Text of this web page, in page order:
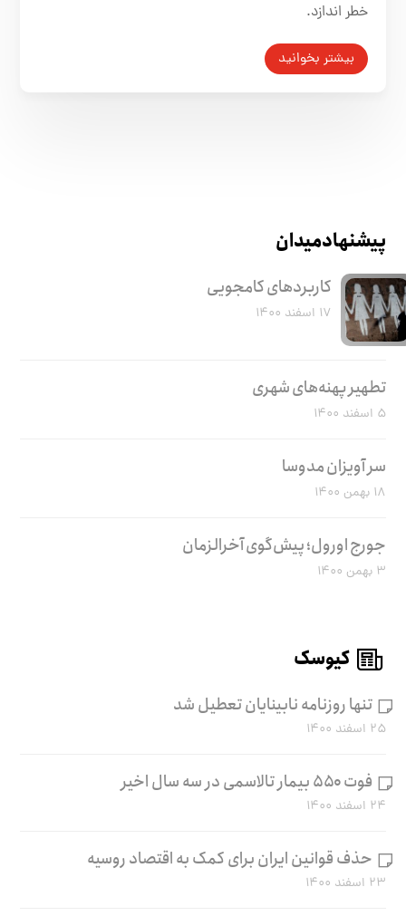
خطر اندازد.
بیشتر بخوانید
پیشنهاد میدان
کاربرد‌های کامجویی
۱۷ اسفند ۱۴۰۰
تطهیر پهنه‌های شهری
۵ اسفند ۱۴۰۰
سر آویزان مدوسا
۱۸ بهمن ۱۴۰۰
جورج اورول؛ پیش‌گوی آخرالزمان
۳ بهمن ۱۴۰۰
کیوسک
تنها روزنامه نابینایان تعطیل شد
۲۵ اسفند ۱۴۰۰
فوت ۵۵۰ بیمار تالاسمی در سه سال اخیر
۲۴ اسفند ۱۴۰۰
حذف قوانین ایران برای کمک به اقتصاد روسیه
۲۳ اسفند ۱۴۰۰